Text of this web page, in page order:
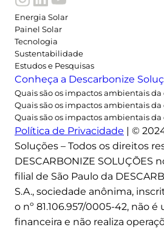
Energia Solar
Painel Solar
Tecnologia
Sustentabilidade
Estudos e Pesquisas
Conheça a Descarbonize
Quais são os impactos ambientais da
Quais são os impactos ambientais da
Quais são os impactos ambientais da
Política de Privacidade | ©
Soluções – Todos os direitos
DESCARBONIZE SOLUÇÕES
filial de São Paulo da
S.A., sociedade anônima,
o nº 81.106.957/0005-42, não
financeira e não realiza